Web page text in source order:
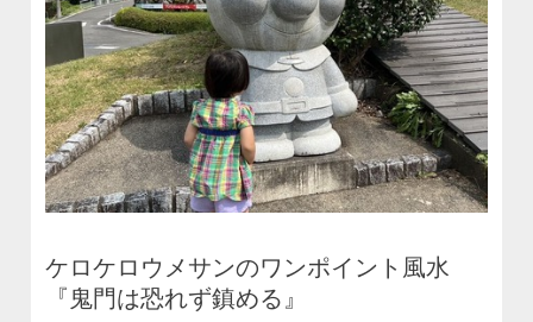
ケロケロウメサンのワンポイント風水
『鬼門は恐れず鎮める』